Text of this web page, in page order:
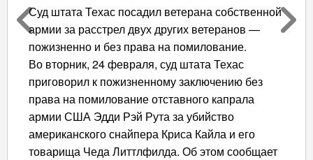
Суд штата Техас посадил ветерана собственной
армии за расстрел двух других ветеранов —
пожизненно и без права на помилование.
Во вторник, 24 февраля, суд штата Техас
приговорил к пожизненному заключению без
права на помилование отставного капрала
армии США Эдди Рэй Рута за убийство
американского снайпера Криса Кайла и его
товарища Чеда Литтлфилда. Об этом сообщает